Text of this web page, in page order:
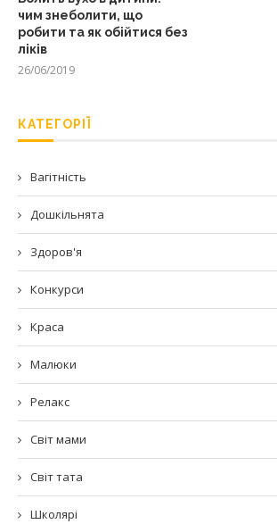
чим знеболити, що
робити та як обійтися без
ліків
26/06/2019
КАТЕГОРІЇ
Вагітність
Дошкільнята
Здоров'я
Конкурси
Краса
Малюки
Релакс
Світ мами
Світ тата
Школярі